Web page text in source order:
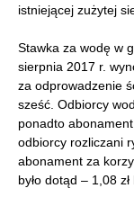
istniejącej zużytej
Stawka za wodę w
sierpnia 2017 r.
za odprowadzenie
sześć. Odbiorcy
ponadto
odbiorcy rozliczani
abonament za
było dotąd – 1,08 zł